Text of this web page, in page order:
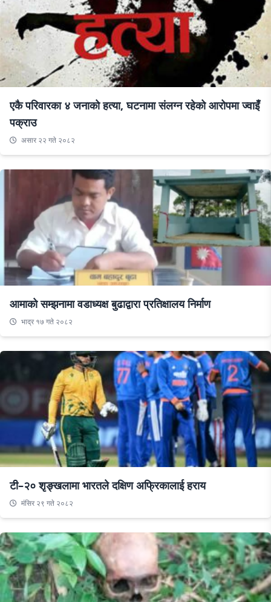
एकै परिवारका ४ जनाको हत्या, घटनामा संलग्न रहेको आरोपमा ज्वाइँ
पक्राउ
असार २२ गते २०८२
आमाको सम्झनामा वडाध्यक्ष बुढाद्वारा प्रतिक्षालय निर्माण
भाद्र १७ गते २०८२
टी–२० शृङ्खलामा भारतले दक्षिण अफ्रिकालाई हराय
मंसिर २९ गते २०८२